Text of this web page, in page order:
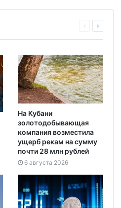
На Кубани
золотодобывающая
компания возместила
ущерб рекам на сумму
почти 28 млн рублей
6 августа 2026